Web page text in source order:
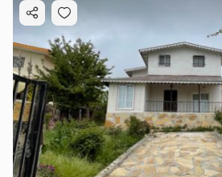
3مليون ت 4.9